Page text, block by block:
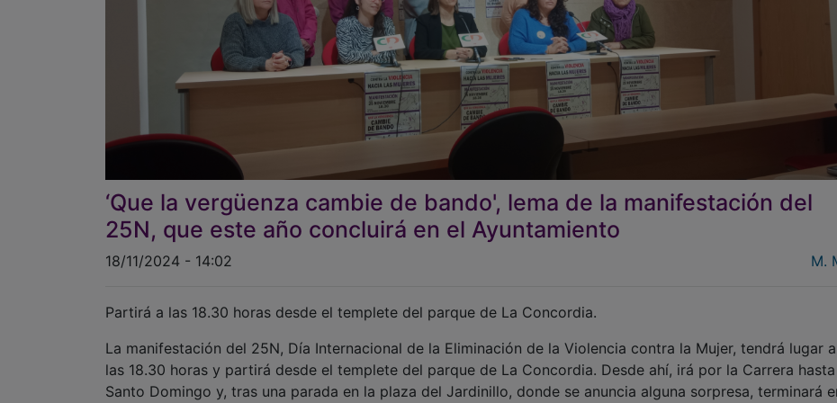
‘Que la vergüenza cambie de bando', lema de la manifestación del
25N, que este año concluirá en el Ayuntamiento
18/11/2024 - 14:02 M.
Partirá a las 18.30 horas desde el templete del parque de La Concordia.
La manifestación del 25N, Día Internacional de la Eliminación de la Violencia contra la Mujer, tendrá lugar a
las 18.30 horas y partirá desde el templete del parque de La Concordia. Desde ahí, irá por la Carrera hasta
Santo Domingo y, tras una parada en la plaza del Jardinillo, donde se anuncia alguna sorpresa, terminará